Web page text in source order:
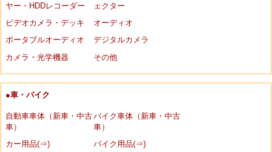
ヤー・HDDレコーダー
ェクター
ビデオカメラ・デッキ
オーディオ
ポータブルオーディオ
デジタルカメラ
カメラ・光学機器
その他
●車・バイク
自動車車体（新車・中古
車）
バイク車体（新車・中古
車）
カー用品(⇒)
バイク用品(⇒)